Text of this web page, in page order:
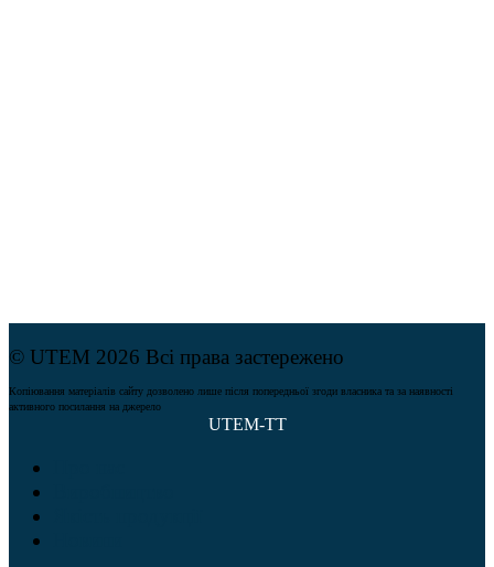
© UTEM 2026 Всі права застережено
Копіювання матеріалів сайту дозволено лише після попередньої згоди власника та за наявності
активного посилання на джерело
UTEM-TT